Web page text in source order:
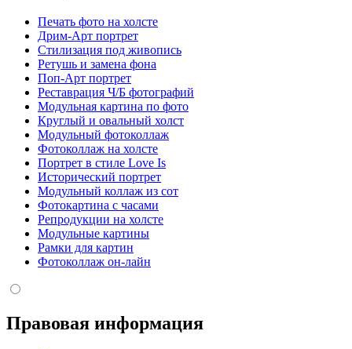
Печать фото на холсте
Дрим-Арт портрет
Стилизация под живопись
Ретушь и замена фона
Поп-Арт портрет
Реставрация Ч/Б фотографий
Модульная картина по фото
Круглый и овальный холст
Модульный фотоколлаж
Фотоколлаж на холсте
Портрет в стиле Love Is
Исторический портрет
Модульный коллаж из сот
Фотокартина с часами
Репродукции на холсте
Модульные картины
Рамки для картин
Фотоколлаж он-лайн
Правовая информация